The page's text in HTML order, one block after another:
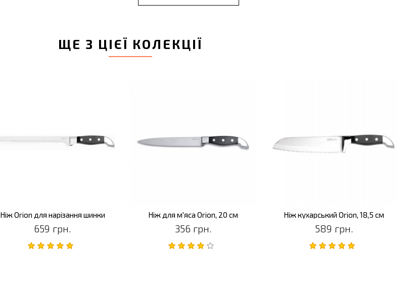
ЩЕ З ЦІЄЇ КОЛЕКЦІЇ
Ніж Orion для нарізання шинки
659 грн.
Ніж для м'яса Orion, 20 см
356 грн.
Ніж кухарський Orion, 18,5 см
589 грн.